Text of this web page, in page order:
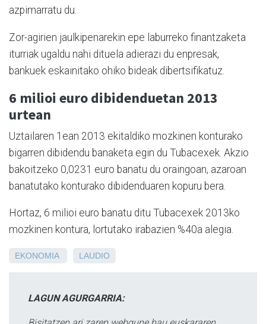
azpimarratu du.
Zor-agirien jaulkipenarekin epe laburreko finantzaketa
iturriak ugaldu nahi dituela adierazi du enpresak,
bankuek eskainitako ohiko bideak dibertsifikatuz.
6 milioi euro dibidenduetan 2013
urtean
Uztailaren 1ean 2013 ekitaldiko mozkinen konturako
bigarren dibidendu banaketa egin du Tubacexek. Akzio
bakoitzeko 0,0231 euro banatu du oraingoan, azaroan
banatutako konturako dibidenduaren kopuru bera.
Hortaz, 6 milioi euro banatu ditu Tubacexek 2013ko
mozkinen kontura, lortutako irabazien %40a alegia.
EKONOMIA LAUDIO
LAGUN AGURGARRIA: